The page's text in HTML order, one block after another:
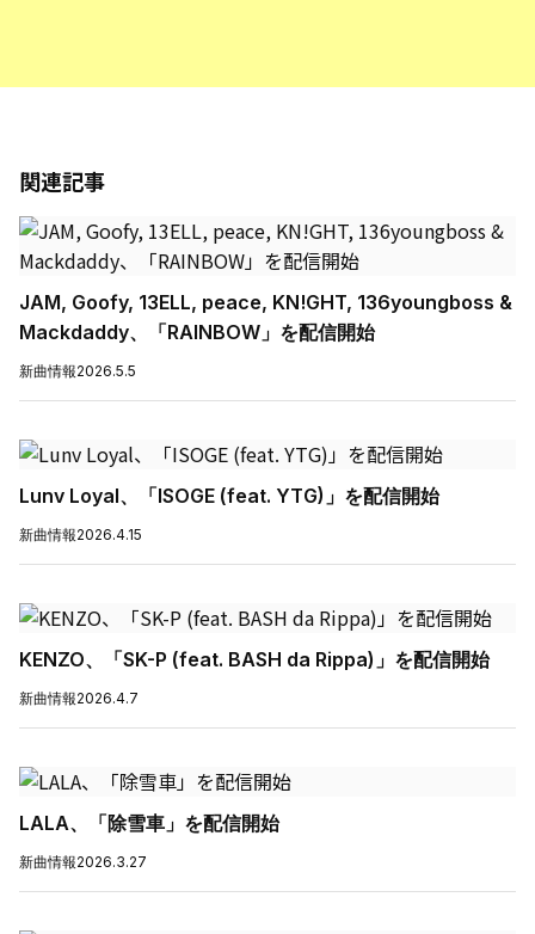
関連記事
JAM, Goofy, 13ELL, peace, KN!GHT, 136youngboss &
Mackdaddy、「RAINBOW」を配信開始
新曲情報2026.5.5
Lunv Loyal、「ISOGE (feat. YTG)」を配信開始
新曲情報2026.4.15
KENZO、「SK-P (feat. BASH da Rippa)」を配信開始
新曲情報2026.4.7
LALA、「除雪車」を配信開始
新曲情報2026.3.27